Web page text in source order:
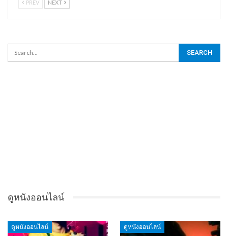
PREV NEXT
ดูหนังออนไลน์
ดูหนังออนไลน์ ดูหนังออนไลน์